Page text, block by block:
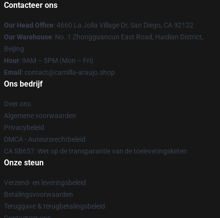
Contacteer ons
Our Head Office: 4660 La Jolla Village Dr, San Diego, CA 92122
Our Warehouse: No. 1 Zhongguancun East Road, Haidian District,
Beijing
Hour: 9AM – 5PM (Mon – Fri)
Email : contact@camilla-araujo.shop
Ons bedrijf
Over ons
Algemene voorwaarden
Privacybeleid
DMCA - Auteursrechtbeleid
CA SB657: Wet op de transparantie van de toeleveringsketen
Onze steun
Verzend- en leveringsbeleid
Betalingsvoorwaarden
Teruggave & terugbetalingsbeleid